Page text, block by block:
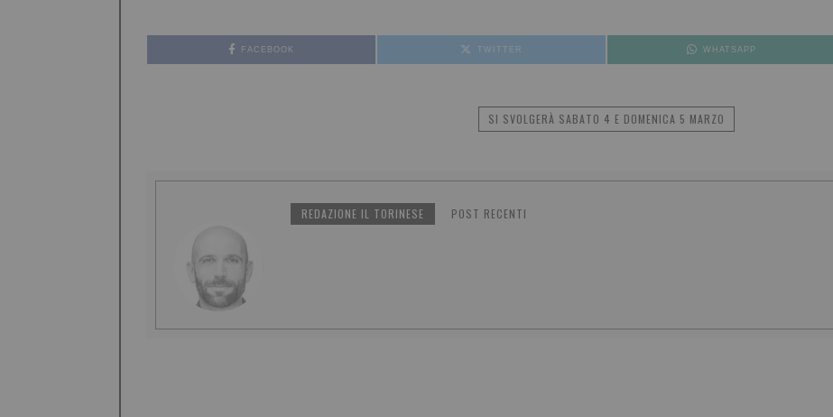
FACEBOOK TWITTER WHATSAPP
SI SVOLGERÀ SABATO 4 E DOMENICA 5 MARZO
REDAZIONE IL TORINESE POST RECENTI